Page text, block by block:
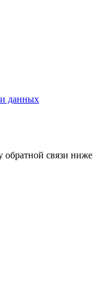
данных
обратной связи ниже